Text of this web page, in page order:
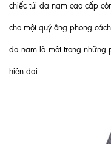
chiếc túi da nam cao cấp
cho một quý ông phong
da nam là một trong những
hiện đại.